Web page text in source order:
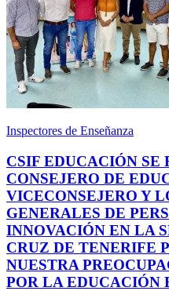
Inspectores de Enseñanza
CSIF EDUCACIÓN SE
CONSEJERO DE
VICECONSEJERO Y
GENERALES DE
INNOVACIÓN EN LA
CRUZ DE TENERIFE
NUESTRA
POR LA EDUCACIÓN